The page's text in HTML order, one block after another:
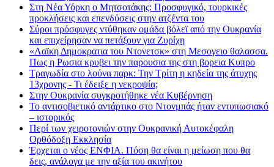
Στη Νέα Υόρκη ο Μητσοτάκης: Προσφυγικό, τουρκικές
προκλήσεις και επενδύσεις στην ατζέντα του
Σύροι πρόσφυγες ντύθηκαν ομάδα βόλεϊ από την Ουκρανία
και επιχείρησαν να πετάξουν για Ζυρίχη
«Λαϊκη Δημοκρατια του Ντονετσκ» στη Μεσογειο θαλασσα.
Πως η Ρωσια κρυβει την παρουσια της στη βορεια Κυπρο
Τραγωδία στο λούνα παρκ: Την Τρίτη η κηδεία της άτυχης
13χρονης - Τι έδειξε η νεκροψία;
Στην Ουκρανία συγκροτήθηκε νέα Κυβέρνηση
To αντισοβιετικό αντάρτικο στο Ντονμπάς ήταν εντυπωσιακό
– ιστορικός
Περί των χειροτονιών στην Ουκρανική Αυτοκέφαλη
Ορθόδοξη Εκκλησία
Έρχεται ο νέος ΕΝΦΙΑ. Πόση θα είναι η μείωση που θα
δεις, ανάλογα με την αξία του ακινήτου